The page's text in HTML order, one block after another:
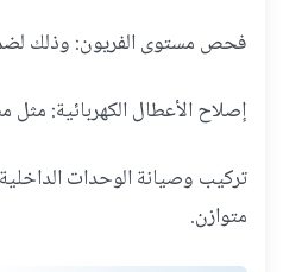
فحص مستوى الفريون: وذلك
إصلاح الأعطال الكهربائية:
تركيب وصيانة الوحدات
متوازن.